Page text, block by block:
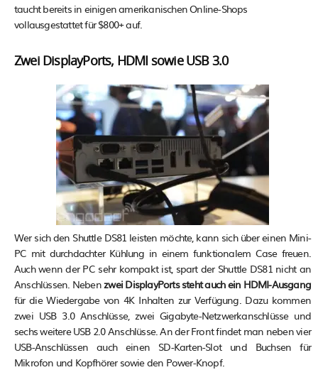
taucht bereits in einigen amerikanischen Online-Shops
vollausgestattet für $800+ auf.
Zwei DisplayPorts, HDMI sowie USB 3.0
Wer sich den Shuttle DS81 leisten möchte, kann sich über einen Mini-
PC mit durchdachter Kühlung in einem funktionalem Case freuen.
Auch wenn der PC sehr kompakt ist, spart der Shuttle DS81 nicht an
Anschlüssen. Nebenzwei DisplayPorts steht auch ein HDMI-Ausgang
für die Wiedergabe von 4K Inhalten zur Verfügung. Dazu kommen
zwei USB 3.0 Anschlüsse, zwei Gigabyte-Netzwerkanschlüsse und
sechs weitere USB 2.0 Anschlüsse. An der Front findet man neben vier
USB-Anschlüssen auch einen SD-Karten-Slot und Buchsen für
Mikrofon und Kopfhörer sowie den Power-Knopf.